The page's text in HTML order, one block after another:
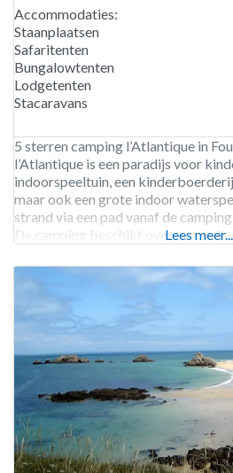
Accommodaties:
Staanplaatsen
Safaritenten
Bungalowtenten
Lodgetenten
Stacaravans
5 sterren camping l’Atlantique in
l’Atlantique is een paradijs voor
indoorspeeltuin, een
maar ook een grote indoor
strand via een pad vanaf de
De camping beschikt over een
passeert
Lees meer...